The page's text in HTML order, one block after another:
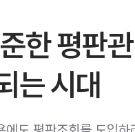
한 평판
는 시대